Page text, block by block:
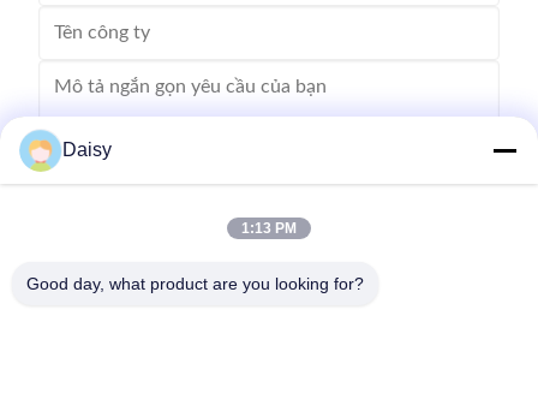
Gửi
Daisy
1:13 PM
Good day, what product are you looking for?